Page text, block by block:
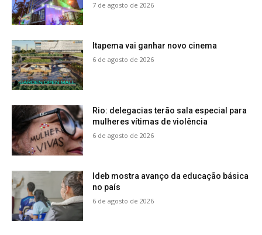
7 de agosto de 2026
Itapema vai ganhar novo cinema
6 de agosto de 2026
Rio: delegacias terão sala especial para
mulheres vítimas de violência
6 de agosto de 2026
Ideb mostra avanço da educação básica
no país
6 de agosto de 2026